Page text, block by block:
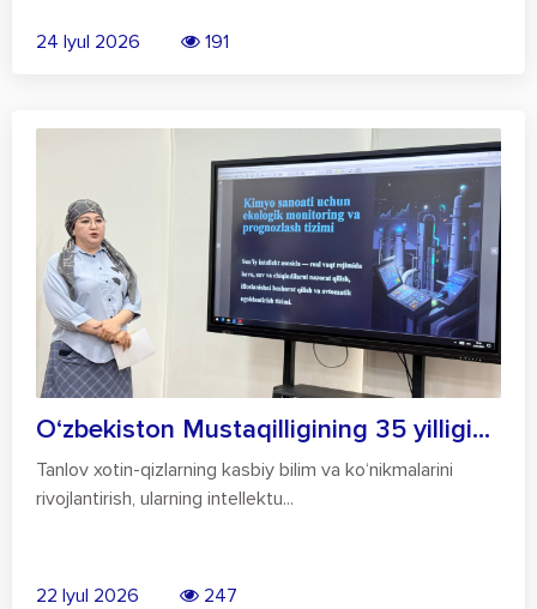
24 Iyul 2026 191
O‘zbekiston Mustaqilligining 35 yilligi...
Tanlov xotin-qizlarning kasbiy bilim va ko‘nikmalarini
rivojlantirish, ularning intellektu...
22 Iyul 2026 247